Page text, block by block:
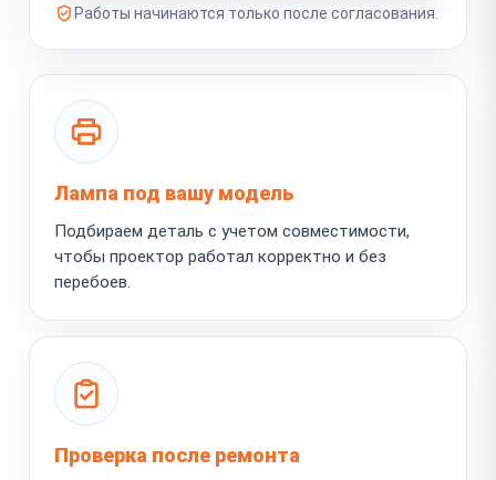
Работы начинаются только после согласования.
Лампа под вашу модель
Подбираем деталь с учетом совместимости,
чтобы проектор работал корректно и без
перебоев.
Проверка после ремонта